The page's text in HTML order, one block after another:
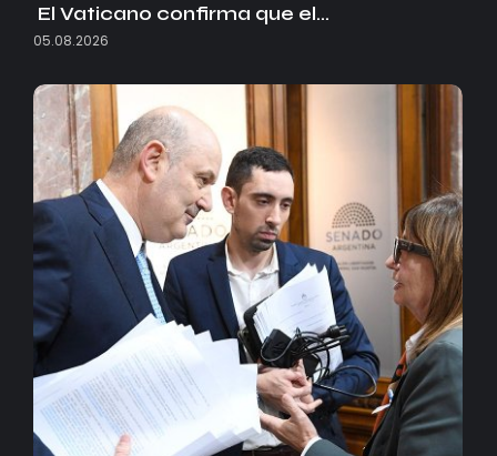
El Vaticano confirma que el…
05.08.2026